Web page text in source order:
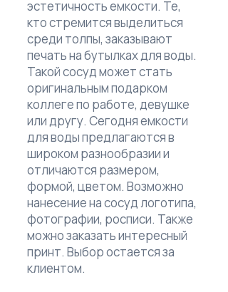
эстетичность емкости. Те,
кто стремится выделиться
среди толпы, заказывают
печать на бутылках для воды.
Такой сосуд может стать
оригинальным подарком
коллеге по работе, девушке
или другу. Сегодня емкости
для воды предлагаются в
широком разнообразии и
отличаются размером,
формой, цветом. Возможно
нанесение на сосуд логотипа,
фотографии, росписи. Также
можно заказать интересный
принт. Выбор остается за
клиентом.